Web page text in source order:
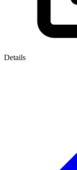
Details